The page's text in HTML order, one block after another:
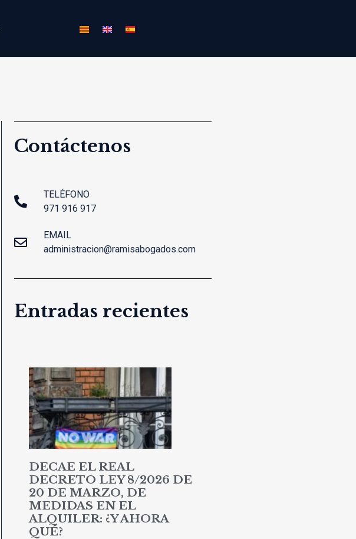
Contáctenos
TELÉFONO
971 916 917
EMAIL
administracion@ramisabogados.com
Entradas recientes
DECAE EL REAL
DECRETO LEY 8/2026 DE
20 DE MARZO, DE
MEDIDAS EN EL
ALQUILER: ¿Y AHORA
QUÉ?